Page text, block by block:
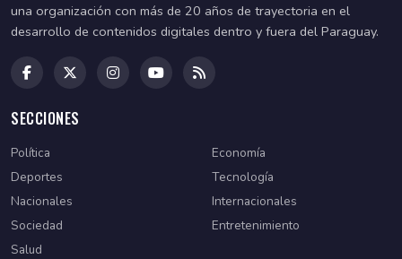
una organización con más de 20 años de trayectoria en el
desarrollo de contenidos digitales dentro y fuera del Paraguay.
SECCIONES
Política
Economía
Deportes
Tecnología
Nacionales
Internacionales
Sociedad
Entretenimiento
Salud